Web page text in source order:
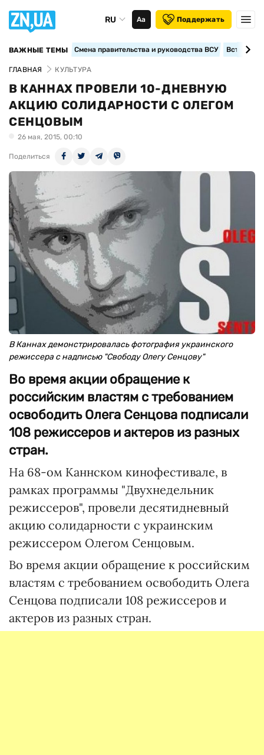
RU Аа Поддержать
ВАЖНЫЕ ТЕМЫ Смена правительства и руководства ВСУ
ГЛАВНАЯ КУЛЬТУРА
В КАННАХ ПРОВЕЛИ 10-ДНЕВНУЮ
АКЦИЮ СОЛИДАРНОСТИ С ОЛЕГОМ
СЕНЦОВЫМ
26 мая, 2015, 00:10
Поделиться
В Каннах демонстрировалась фотография украинского
режиссера с надписью "Свободу Олегу Сенцову"
Во время акции обращение к
российским властям с требованием
освободить Олега Сенцова подписали
108 режиссеров и актеров из разных
стран.
На 68-ом Каннском кинофестивале, в
рамках программы "Двухнедельник
режиссеров", провели десятидневный
акцию солидарности с украинским
режиссером Олегом Сенцовым.
Во время акции обращение к российским
властям с требованием освободить Олега
Сенцова подписали 108 режиссеров и
актеров из разных стран.